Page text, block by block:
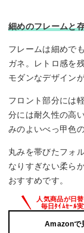
細めのフレームと
フレームは細めで
ガネ。レトロ感を
モダンなデザイン
フロント部分には
分には耐久性の高
みのよいべっ甲色
丸みを帯びたフォ
なりすぎない柔ら
おすすめです。
Amazonで